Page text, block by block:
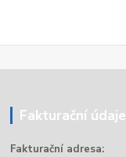
Fakturační údaje
Fakturační adresa: